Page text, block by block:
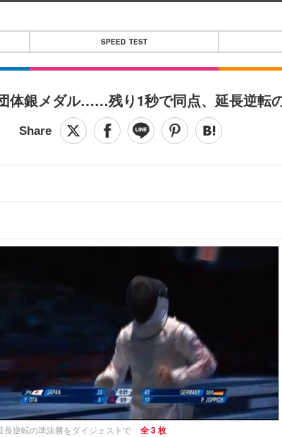
SPEED TEST
体銀メダル……残り1秒で同点、延長逆転
逆転の準決勝をダイジェストで 全 3 枚